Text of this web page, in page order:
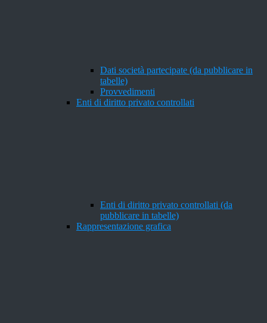
Dati società partecipate (da pubblicare in
tabelle)
Provvedimenti
Enti di diritto privato controllati
Enti di diritto privato controllati (da
pubblicare in tabelle)
Rappresentazione grafica